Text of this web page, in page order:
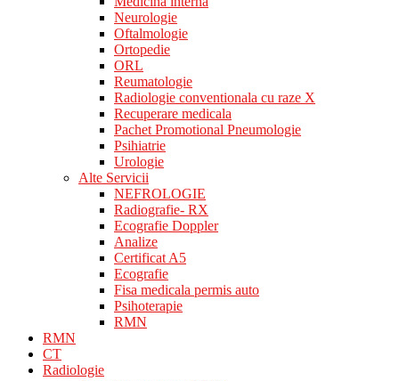
Neurologie
Oftalmologie
Ortopedie
ORL
Reumatologie
Radiologie conventionala cu raze X
Recuperare medicala
Pachet Promotional Pneumologie
Psihiatrie
Urologie
Alte Servicii
NEFROLOGIE
Radiografie- RX
Ecografie Doppler
Analize
Certificat A5
Ecografie
Fisa medicala permis auto
Psihoterapie
RMN
RMN
CT
Radiologie